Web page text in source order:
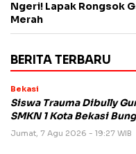
Ngeri! Lapak Rongsok
Merah
BERITA TERBARU
Bekasi
Siswa Trauma Dibully
SMKN 1 Kota Bekasi
Jumat, 7 Agu 2026 - 19:27 WIB